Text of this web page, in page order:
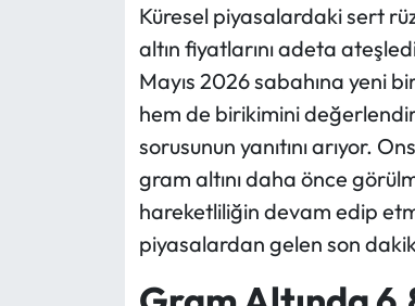
Küresel piyasalardaki sert
altın fiyatlarını adeta
Mayıs 2026 sabahına yeni
hem de birikimini
sorusunun yanıtını arıyor.
gram altını daha önce
hareketliliğin devam edip
piyasalardan gelen son